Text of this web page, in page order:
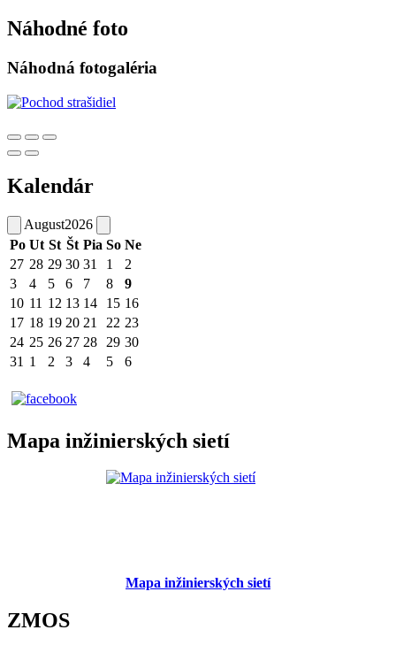
Náhodné foto
Náhodná fotogaléria
Kalendár
August2026
Po Ut St Št Pia So Ne
27 28 29 30 31 1
2
3
4 5 6 7 8
9
10 11 12 13 14 15 16
17 18 19 20 21 22 23
24 25 26 27 28 29 30
31 1 2 3 4 5 6
Mapa inžinierských sietí
Mapa inžinierských sietí
ZMOS